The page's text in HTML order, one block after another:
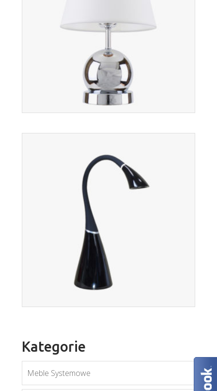
Podłogowe
Więcej
Stołowe
Więcej
Kategorie
Meble Systemowe